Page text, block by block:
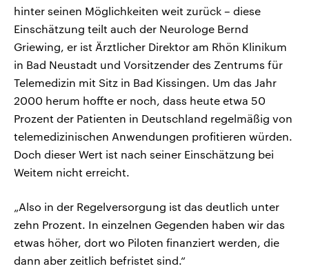
hinter seinen Möglichkeiten weit zurück – diese
Einschätzung teilt auch der Neurologe Bernd
Griewing, er ist Ärztlicher Direktor am Rhön Klinikum
in Bad Neustadt und Vorsitzender des Zentrums für
Telemedizin mit Sitz in Bad Kissingen. Um das Jahr
2000 herum hoffte er noch, dass heute etwa 50
Prozent der Patienten in Deutschland regelmäßig von
telemedizinischen Anwendungen profitieren würden.
Doch dieser Wert ist nach seiner Einschätzung bei
Weitem nicht erreicht.
„Also in der Regelversorgung ist das deutlich unter
zehn Prozent. In einzelnen Gegenden haben wir das
etwas höher, dort wo Piloten finanziert werden, die
dann aber zeitlich befristet sind.“